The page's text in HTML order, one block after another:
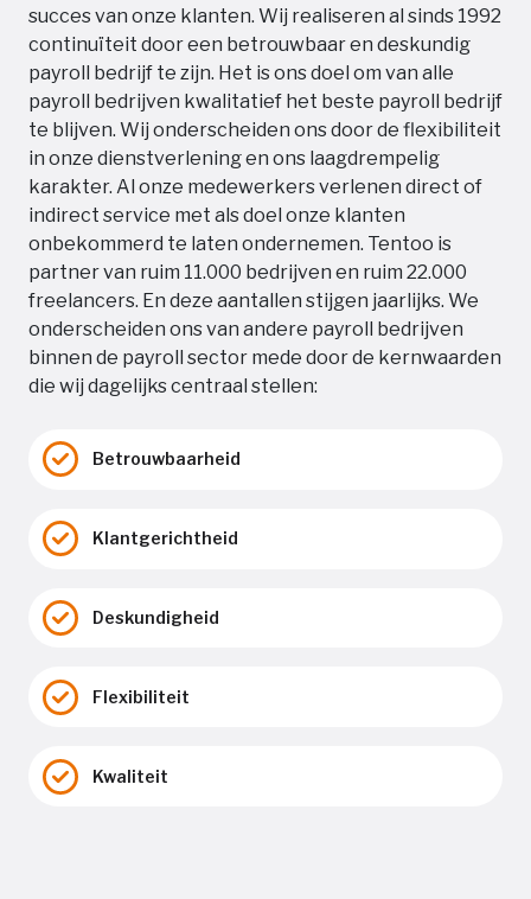
succes van onze klanten. Wij realiseren al sinds 1992
continuïteit door een betrouwbaar en deskundig
payroll bedrijf te zijn. Het is ons doel om van alle
payroll bedrijven kwalitatief het beste payroll bedrijf
te blijven. Wij onderscheiden ons door de flexibiliteit
in onze dienstverlening en ons laagdrempelig
karakter. Al onze medewerkers verlenen direct of
indirect service met als doel onze klanten
onbekommerd te laten ondernemen. Tentoo is
partner van ruim 11.000 bedrijven en ruim 22.000
freelancers. En deze aantallen stijgen jaarlijks. We
onderscheiden ons van andere payroll bedrijven
binnen de payroll sector mede door de kernwaarden
die wij dagelijks centraal stellen:
Betrouwbaarheid
Klantgerichtheid
Deskundigheid
Flexibiliteit
Kwaliteit